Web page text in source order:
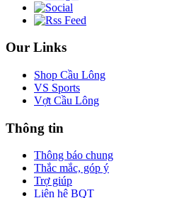
Our Links
Shop Cầu Lông
VS Sports
Vợt Cầu Lông
Thông tin
Thông báo chung
Thắc mắc, góp ý
Trợ giúp
Liên hệ BQT